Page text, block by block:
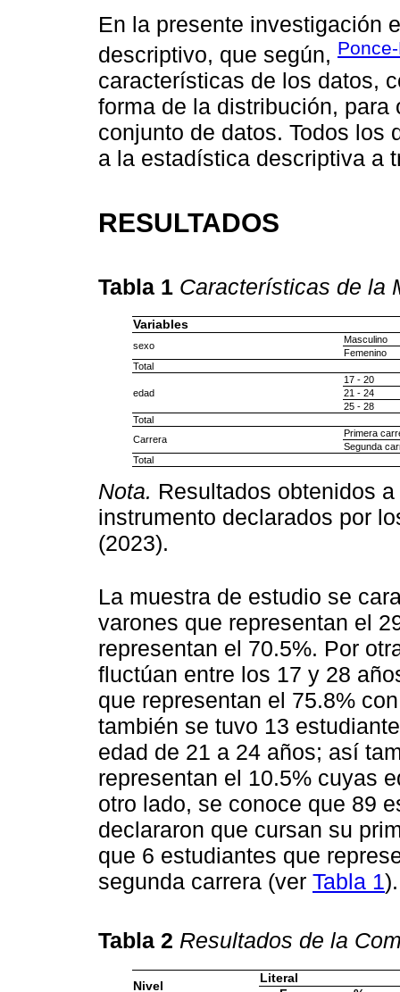
En la presente investigación
descriptivo, que según,
características de los datos,
forma de la distribución,
conjunto de datos. Todos los
a la estadística descriptiva a
RESULTADOS
Tabla 1 Características de la
Variables
sexo
Masculino
Femenino
Total
edad
17 - 20
21 - 24
25 - 28
Total
Carrera
Primera
Segunda
Total
Nota. Resultados obtenidos
instrumento declarados por
(2023).
La muestra de estudio se
varones que representan el
representan el 70.5%. Por
fluctúan entre los 17 y 28
que representan el 75.8%
también se tuvo 13
edad de 21 a 24 años; así
representan el 10.5% cuyas
otro lado, se conoce que 89
declararon que cursan su
que 6 estudiantes que
segunda carrera (ver Tabla 1).
Tabla 2 Resultados de la
Nivel
Literal